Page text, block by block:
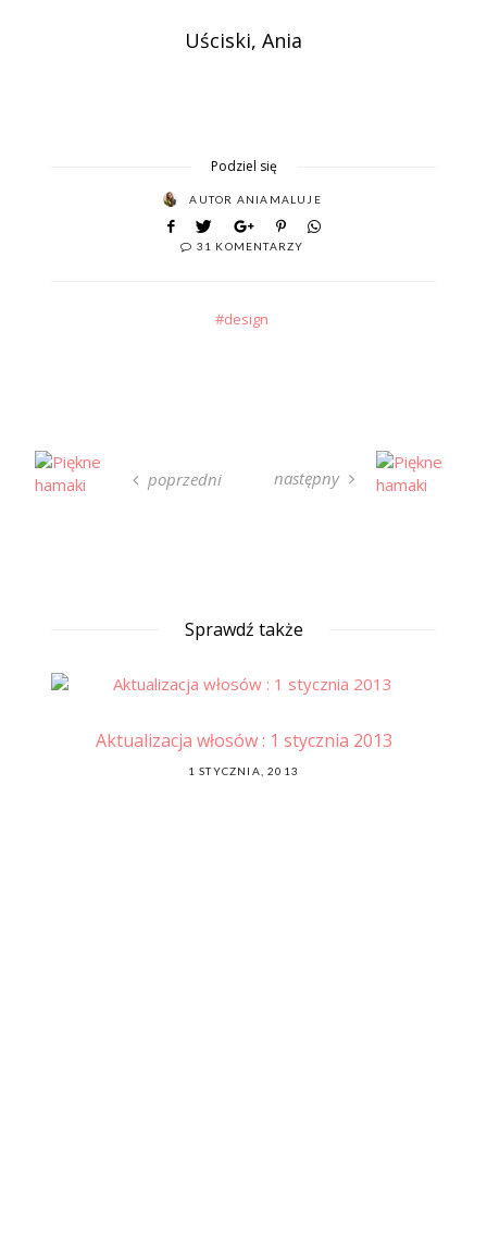
Uściski, Ania
Podziel się
AUTOR ANIAMALUJE
31 KOMENTARZY
design
poprzedni następny
Sprawdź także
Aktualizacja włosów : 1 stycznia 2013
POSTED
1 STYCZNIA, 2013